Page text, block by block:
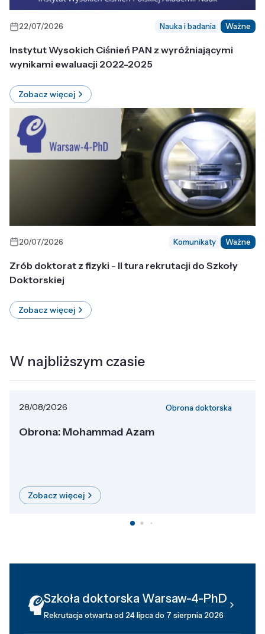
22/07/2026 Nauka i badania Ważne
Instytut Wysokich Ciśnień PAN z wyróżniającymi
wynikami ewaluacji 2022-2025
Zobacz więcej
20/07/2026 Komunikaty Ważne
Zrób doktorat z fizyki - II tura rekrutacji do Szkoły
Doktorskiej
Zobacz więcej
W najbliższym czasie
28/08/2026 Obrona doktorska
Obrona: Mohammad Azam
Zobacz więcej
Szkoła doktorska Warsaw-4-PhD
Rekrutacja otwarta od 24 lipca do 7 sierpnia 2026